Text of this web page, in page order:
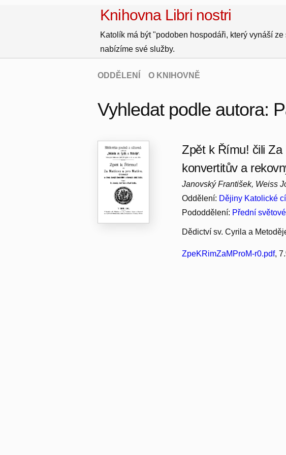
Knihovna Libri nostri
Katolík má být "podoben hospodáři, který vynáší
nabízíme své služby.
ODDĚLENÍ O KNIHOVNĚ
Vyhledat podle autora:
Zpět k Římu! čili Za
konvertitův a
Janovský František, Weiss
Oddělení: Dějiny Katolické
Pododdělení: Přední
Dědictví sv. Cyrila a
ZpeKRimZaMProM-r0.pdf,